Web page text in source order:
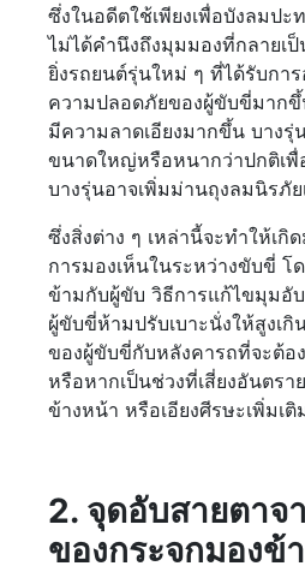
ซึ่งในอดีตใช้เพียงเพื่อบังลมป
ไม่ได้คำนึงถึงมุมมองที่กลายเ
ยิ่งรถยนต์รุ่นใหม่ ๆ ที่ได้รับกา
ความปลอดภัยของผู้ขับขี่มากขึ้
มีความลาดเอียงมากขึ้น บางรุ่
ขนาดใหญ่หรือหนากว่าปกติเพื่
บางรุ่นอาจเพิ่มม่านถุงลมนิรภัย
ซึ่งสิ่งต่าง ๆ เหล่านี้จะทำให้เ
การมองเห็นในระหว่างขับขี่ โ
ข้ามกับผู้ขับ วิธีการแก้ไขมุมอั
ผู้ขับขี่ห้ามปรับเบาะนั่งให้สูงเกิ
ของผู้ขับขี่กับหลังคารถที่จะต้อ
หรือหากเป็นช่วงที่เสี่ยงอันตรา
ข้างหน้า หรือเอียงศีรษะเพิ่มเติ
2. จุดอับสายตาจ
ของกระจกมองข้